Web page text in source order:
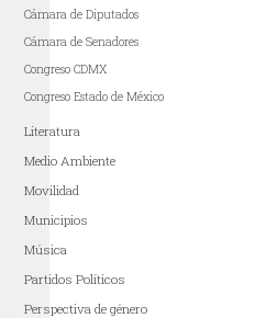
Cámara de Diputados
Cámara de Senadores
Congreso CDMX
Congreso Estado de México
Literatura
Medio Ambiente
Movilidad
Municipios
Música
Partidos Políticos
Perspectiva de género